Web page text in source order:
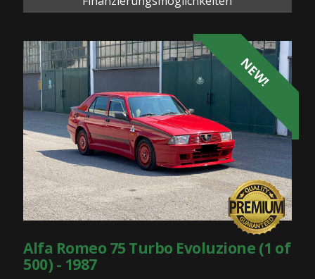
NEW!
Alfa Romeo 75 Turbo Evoluzione (1 of
500) - 1987